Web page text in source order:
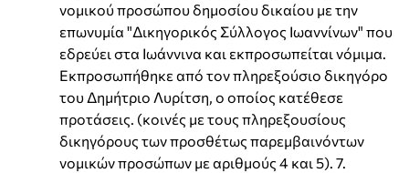
νομικού προσώπου δημοσίου δικαίου με την
επωνυμία "Δικηγορικός Σύλλογος Ιωαννίνων" που
εδρεύει στα Ιωάννινα και εκπροσωπείται νόμιμα.
Εκπροσωπήθηκε από τον πληρεξούσιο δικηγόρο
του Δημήτριο Λυρίτση, ο οποίος κατέθεσε
προτάσεις. (κοινές με τους πληρεξουσίους
δικηγόρους των προσθέτως παρεμβαινόντων
νομικών προσώπων με αριθμούς 4 και 5). 7.